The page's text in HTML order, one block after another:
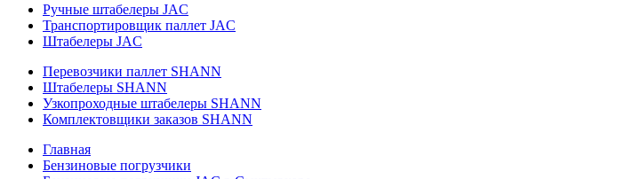
Ручные штабелеры JAC
Транспортировщик паллет JAC
Штабелеры JAC
Перевозчики паллет SHANN
Штабелеры SHANN
Узкопроходные штабелеры SHANN
Комплектовщики заказов SHANN
Главная
Бензиновые погрузчики